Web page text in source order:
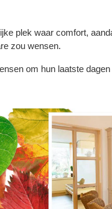
plek waar comfort,
zou wensen.
om hun laatste